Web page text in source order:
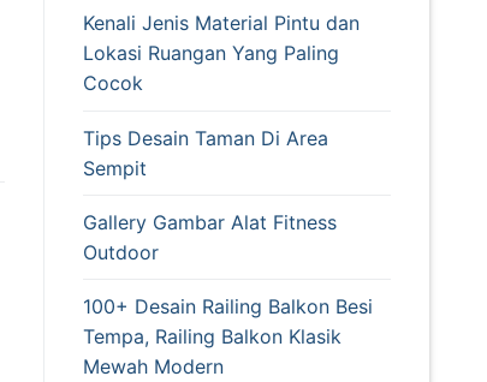
Kenali Jenis Material Pintu dan
Lokasi Ruangan Yang Paling
Cocok
Tips Desain Taman Di Area
Sempit
Gallery Gambar Alat Fitness
Outdoor
100+ Desain Railing Balkon Besi
Tempa, Railing Balkon Klasik
Mewah Modern